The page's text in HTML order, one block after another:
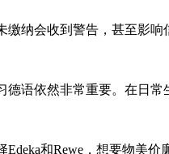
纳会收到警告，甚至影
德语依然非常重要。在日
和Rewe，想要物美